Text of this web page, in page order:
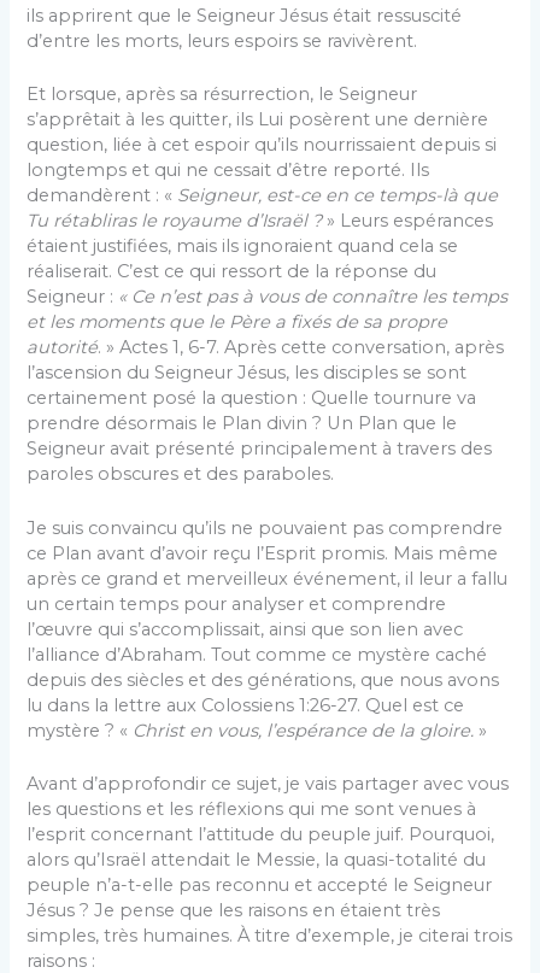
ils apprirent que le Seigneur Jésus était ressuscité
d’entre les morts, leurs espoirs se ravivèrent.
Et lorsque, après sa résurrection, le Seigneur
s’apprêtait à les quitter, ils Lui posèrent une dernière
question, liée à cet espoir qu’ils nourrissaient depuis si
longtemps et qui ne cessait d’être reporté. Ils
demandèrent : « Seigneur, est-ce en ce temps-là que
Tu rétabliras le royaume d’Israël ?» Leurs espérances
étaient justifiées, mais ils ignoraient quand cela se
réaliserait. C’est ce qui ressort de la réponse du
Seigneur : « Ce n’est pas à vous de connaître les temps
et les moments que le Père a fixés de sa propre
autorité. » Actes 1, 6-7. Après cette conversation, après
l’ascension du Seigneur Jésus, les disciples se sont
certainement posé la question : Quelle tournure va
prendre désormais le Plan divin ? Un Plan que le
Seigneur avait présenté principalement à travers des
paroles obscures et des paraboles.
Je suis convaincu qu’ils ne pouvaient pas comprendre
ce Plan avant d’avoir reçu l’Esprit promis. Mais même
après ce grand et merveilleux événement, il leur a fallu
un certain temps pour analyser et comprendre
l’œuvre qui s’accomplissait, ainsi que son lien avec
l’alliance d’Abraham. Tout comme ce mystère caché
depuis des siècles et des générations, que nous avons
lu dans la lettre aux Colossiens 1:26-27. Quel est ce
mystère ? « Christ en vous, l’espérance de la gloire. »
Avant d’approfondir ce sujet, je vais partager avec vous
les questions et les réflexions qui me sont venues à
l’esprit concernant l’attitude du peuple juif. Pourquoi,
alors qu’Israël attendait le Messie, la quasi-totalité du
peuple n’a-t-elle pas reconnu et accepté le Seigneur
Jésus ? Je pense que les raisons en étaient très
simples, très humaines. À titre d’exemple, je citerai trois
raisons :